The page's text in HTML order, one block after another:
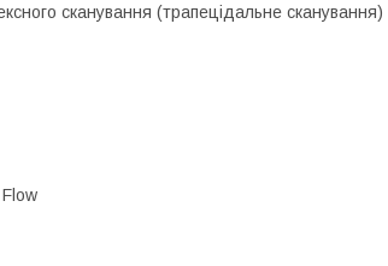
сканування (трапецідальне сканування)